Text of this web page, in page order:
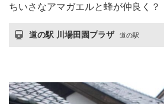
ちいさなアマガエルと蜂が仲良く？
道の駅 川場田園プラザ 道の駅